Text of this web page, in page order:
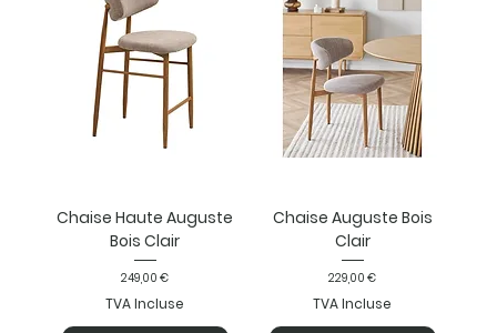
Chaise Haute Auguste
Bois Clair
Prix
249,00 €
TVA Incluse
Chaise Auguste Bois
Clair
Prix
229,00 €
TVA Incluse